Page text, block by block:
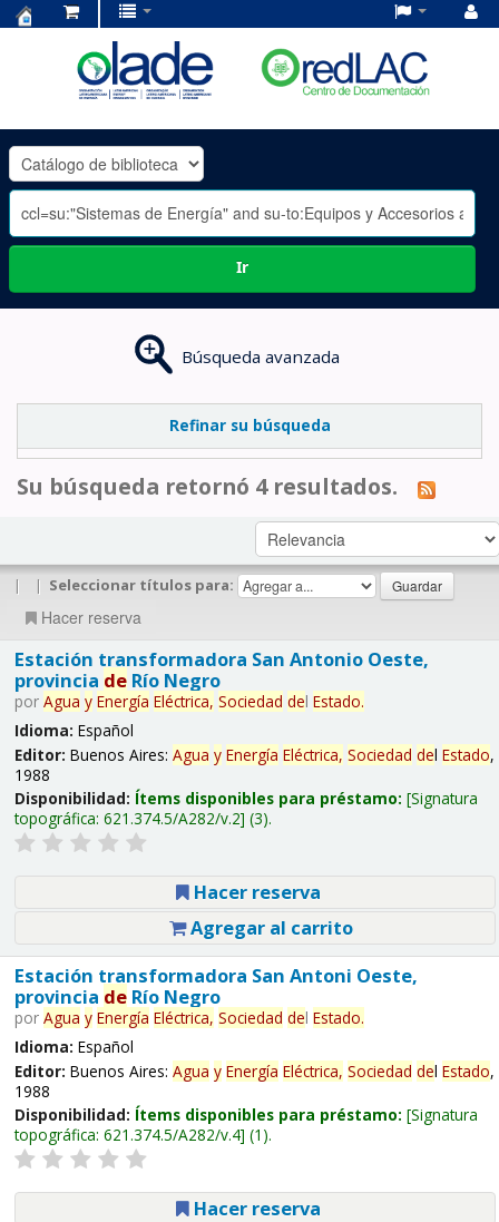
OLADE
-
Ir
Búsqueda avanzada
Refinar su búsqueda
Su búsqueda retornó 4 resultados.
| | Seleccionar títulos para:
Hacer reserva
Estación transformadora San Antonio Oeste,
provincia deRío Negro
por Agua y Energía Eléctrica, Sociedad del Estado.
Idioma: Español
Editor: Buenos Aires: Agua y Energía Eléctrica, Sociedad del Estado,
1988
Disponibilidad: Ítems disponibles para préstamo: Signatura
topográfica: 621.374.5/A282/v.2 (3).
Hacer reserva
Agregar al carrito
Estación transformadora San Antoni Oeste,
provincia deRío Negro
por Agua y Energía Eléctrica, Sociedad del Estado.
Idioma: Español
Editor: Buenos Aires: Agua y Energía Eléctrica, Sociedad del Estado,
1988
Disponibilidad: Ítems disponibles para préstamo: Signatura
topográfica: 621.374.5/A282/v.4 (1).
Hacer reserva